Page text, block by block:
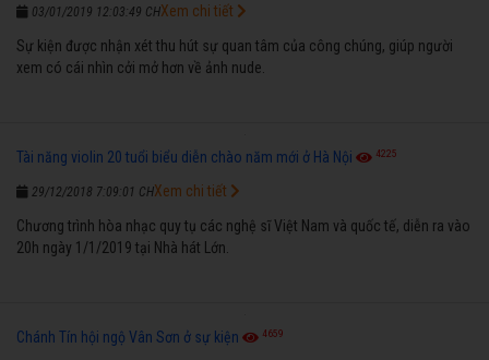
03/01/2019 12:03:49 CH
Sự kiện được nhận xét thu hút sự quan tâm của công chúng, giúp người
xem có cái nhìn cởi mở hơn về ảnh nude.
Xem chi tiết
Tài năng violin 20 tuổi biểu diễn chào năm mới ở Hà Nội 4225
29/12/2018 7:09:01 CH
Chương trình hòa nhạc quy tụ các nghệ sĩ Việt Nam và quốc tế, diễn ra vào
20h ngày 1/1/2019 tại Nhà hát Lớn.
Xem chi tiết
Chánh Tín hội ngộ Vân Sơn ở sự kiện 4659